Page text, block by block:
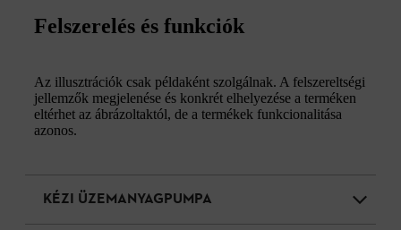
Felszerelés és funkciók
Az illusztrációk csak példaként szolgálnak. A felszereltségi
jellemzők megjelenése és konkrét elhelyezése a terméken
eltérhet az ábrázoltaktól, de a termékek funkcionalitása
azonos.
KÉZI ÜZEMANYAGPUMPA